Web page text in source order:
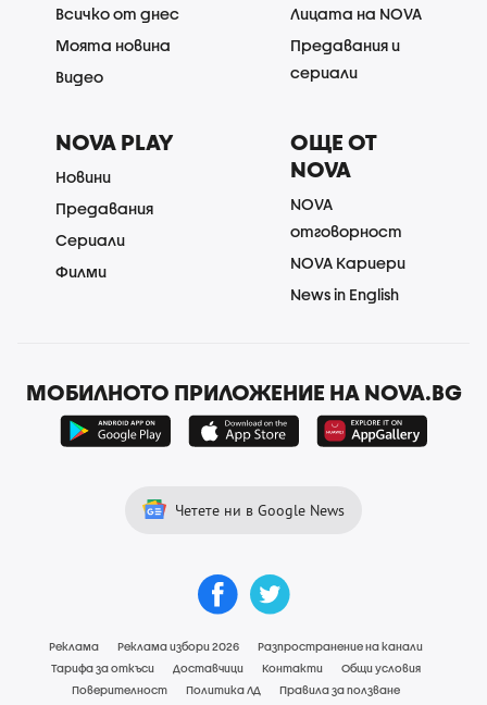
Всичко от днес
Моята новина
Видео
Лицата на NOVA
Предавания и
сериали
NOVA PLAY
Новини
Предавания
Сериали
Филми
ОЩЕ ОТ
NOVA
NOVA
отговорност
NOVA Кариери
News in English
МОБИЛНОТО ПРИЛОЖЕНИЕ НА NOVA.BG
Четете ни в Google News
Реклама Реклама избори 2026
Разпространение на канали
Тарифа за откъси
Доставчици Контакти
Общи условия
Поверителност
Политика ЛД Правила за ползване